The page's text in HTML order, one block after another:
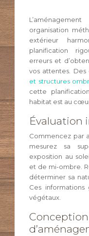
organisation
extérieur
planification
erreurs et
vos attentes.
et structures
cette
habitat est au
Évaluation
Commencez par
mesurez sa
exposition au
et de mi-ombre.
déterminer sa
Ces
végétaux.